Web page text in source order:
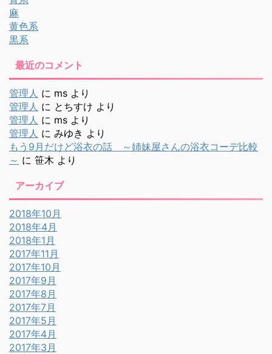
麻
黄色系
黒系
最近のコメント
管理人 に ms より
管理人 に とちすけ より
管理人 に ms より
管理人 に みゆき より
もう9月だけど浴衣の話 ～姉妹屋さんの浴衣コーデ比較
～ に 笹木 より
アーカイブ
2018年10月
2018年4月
2018年1月
2017年11月
2017年10月
2017年9月
2017年8月
2017年7月
2017年5月
2017年4月
2017年3月